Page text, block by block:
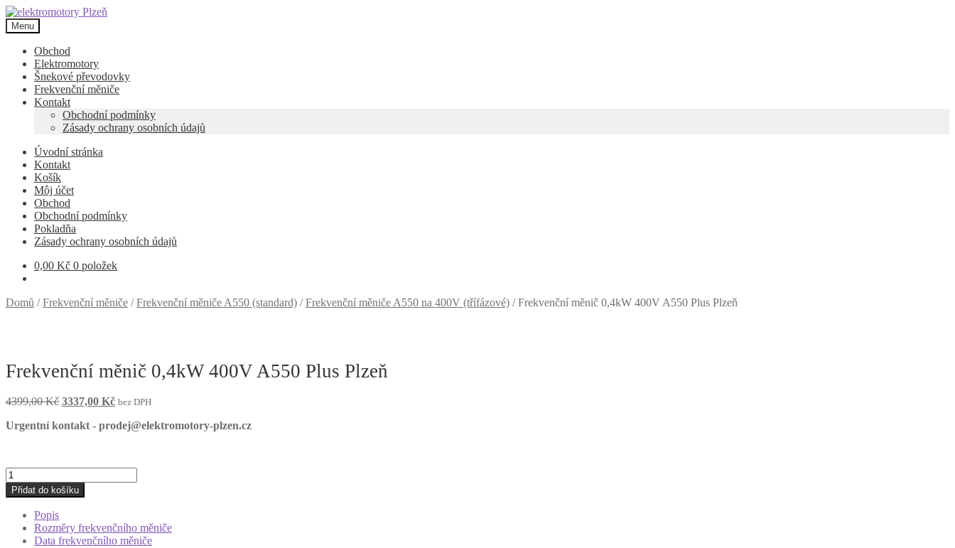
Přeskočit
na
navigaci
Přejít
k
obsahu
webu
Menu
Obchod
Elektromotory
Šnekové převodovky
Frekvenční měniče
Kontakt
Obchodní podmínky
Zásady ochrany osobních údajů
Úvodní stránka
Kontakt
Košík
Môj účet
Obchod
Obchodní podmínky
Pokladňa
Zásady ochrany osobních údajů
0,00 Kč 0 položek
Domů /Frekvenční měniče /Frekvenční měniče A550 (standard) /Frekvenční měniče A550 na 400V (třífázové) /Frekvenční měnič 0,4kW 400V A550 Plus Plzeň
Frekvenční měnič 0,4kW 400V A550 Plus Plzeň
4399,00Kč Původní
byla:
3337,00 KčAktuální
je:
bez DPH
Urgentní kontakt - prodej@elektromotory-plzen.cz
Frekvenční
měnič
0,4kW
400V
A550
Plus
Přidat do košíku
Popis
Rozměry frekvenčního měniče
Data frekvenčního měniče